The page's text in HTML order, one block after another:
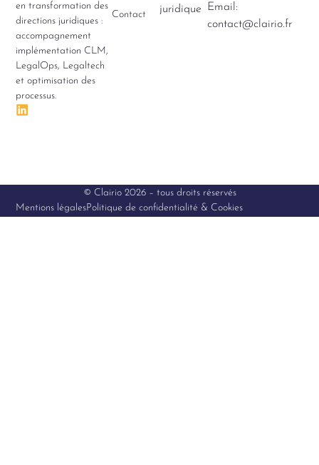
en transformation des
directions juridiques :
accompagnement
implémentation CLM,
LegalOps, Legaltech
et optimisation des
processus.
juridique
Contact
Email:
contact@clairio.fr
© Clairio 2026 – tous droits réservés
Mentions légalesPolitique de confidentialité & Cookies